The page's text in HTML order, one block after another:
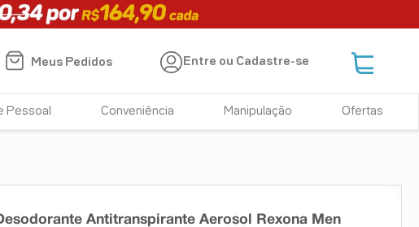
Meus Pedidos Entre ou Cadastre-se
Pessoal Conveniência Manipulação Ofertas
Antitranspirante Aerosol Rexona Men